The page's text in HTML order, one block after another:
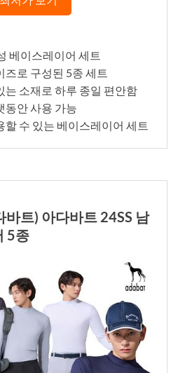
베이스레이어 세트
즈로 구성된 5종 세트
는 소재로 하루 종일 편안함
동안 사용 가능
할 수 있는 베이스레이어 세트
트) 아다바트 24SS 남
5종